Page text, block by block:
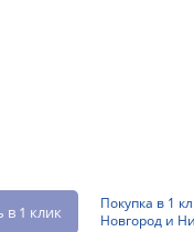
в 1 клик
Покупка в 1
Новгород и